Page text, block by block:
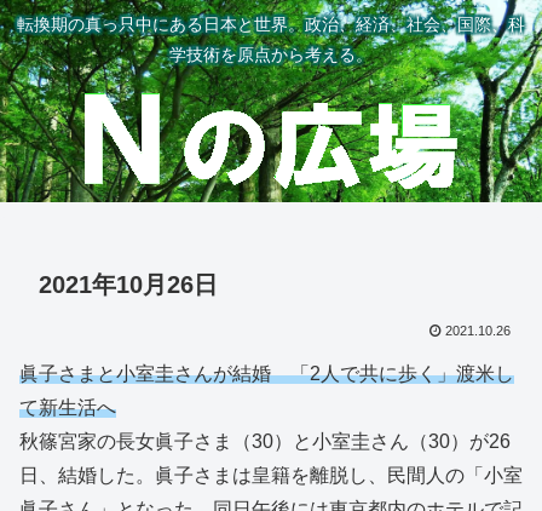
転換期の真っ只中にある日本と世界。政治、経済、社会、国際、科
学技術を原点から考える。
2021年10月26日
2021.10.26
眞子さまと小室圭さんが結婚 「2人で共に歩く」渡米し
て新生活へ
秋篠宮家の長女眞子さま（30）と小室圭さん（30）が26
日、結婚した。眞子さまは皇籍を離脱し、民間人の「小室